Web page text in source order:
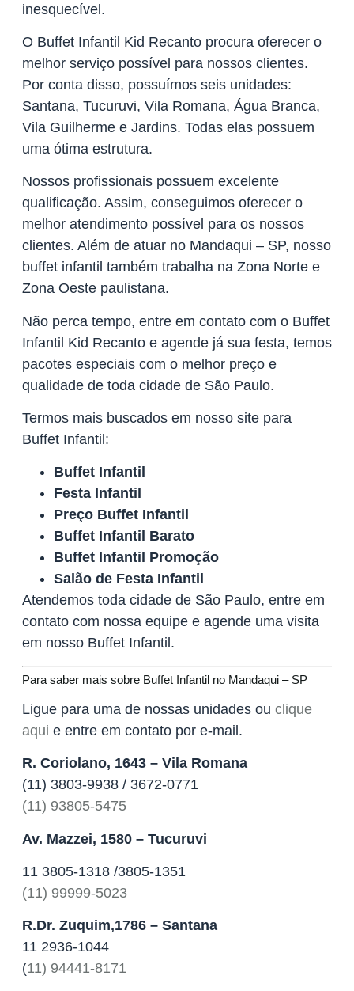
inesquecível.
O Buffet Infantil Kid Recanto procura oferecer o
melhor serviço possível para nossos clientes.
Por conta disso, possuímos seis unidades:
Santana, Tucuruvi, Vila Romana, Água Branca,
Vila Guilherme e Jardins. Todas elas possuem
uma ótima estrutura.
Nossos profissionais possuem excelente
qualificação. Assim, conseguimos oferecer o
melhor atendimento possível para os nossos
clientes. Além de atuar no Mandaqui – SP, nosso
buffet infantil também trabalha na Zona Norte e
Zona Oeste paulistana.
Não perca tempo, entre em contato com o Buffet
Infantil Kid Recanto e agende já sua festa, temos
pacotes especiais com o melhor preço e
qualidade de toda cidade de São Paulo.
Termos mais buscados em nosso site para
Buffet Infantil:
Buffet Infantil
Festa Infantil
Preço Buffet Infantil
Buffet Infantil Barato
Buffet Infantil Promoção
Salão de Festa Infantil
Atendemos toda cidade de São Paulo, entre em
contato com nossa equipe e agende uma visita
em nosso Buffet Infantil.
Para saber mais sobre Buffet Infantil no Mandaqui – SP
Ligue para uma de nossas unidades ou clique
aqui e entre em contato por e-mail.
R. Coriolano, 1643 – Vila Romana
(11) 3803-9938 / 3672-0771
(11) 93805-5475
Av. Mazzei, 1580 – Tucuruvi
11 3805-1318 /3805-1351
(11) 99999-5023
R.Dr. Zuquim,1786 – Santana
11 2936-1044
(11) 94441-8171